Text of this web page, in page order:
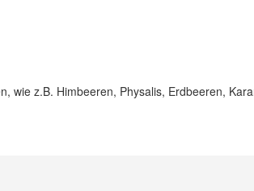
z.B. Himbeeren, Physalis, Erdbeeren,